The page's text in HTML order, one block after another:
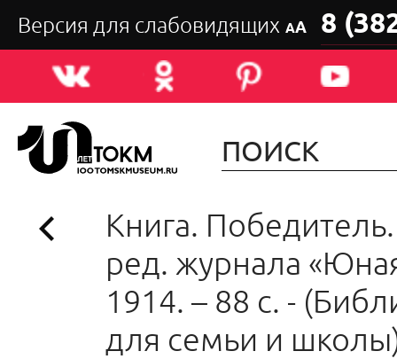
Версия для слабовидящих АА 8
Книга.
ред. журнала
1914. – 88 с. -
для семьи и